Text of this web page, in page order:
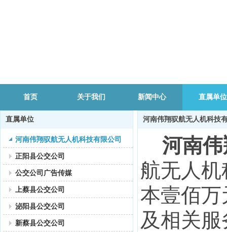
首页 关于我们 新闻中心 直属单位
直属单位
河南伟翔驭航无人机科技有限公司
正阳县公交公司
公交公司广告传媒
上蔡县公交公司
泌阳县公交公司
新蔡县公交公司
河南伟翔驭航无人机科技
河南
航无人
本壹佰
及相关